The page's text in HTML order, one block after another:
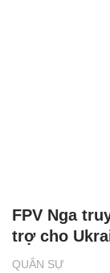
QUÂN SỰ
FPV Nga
trợ cho